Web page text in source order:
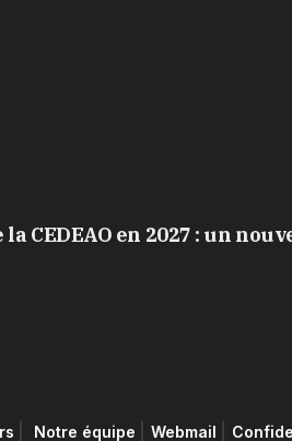
la CEDEAO en 2027 : un
Notre équipe Webmail